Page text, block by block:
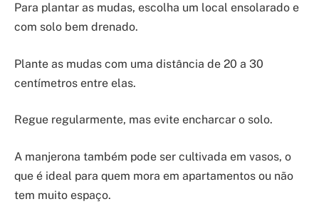
Para plantar as mudas, escolha um local ensolarado e
com solo bem drenado.
Plante as mudas com uma distância de 20 a 30
centímetros entre elas.
Regue regularmente, mas evite encharcar o solo.
A manjerona também pode ser cultivada em vasos, o
que é ideal para quem mora em apartamentos ou não
tem muito espaço.